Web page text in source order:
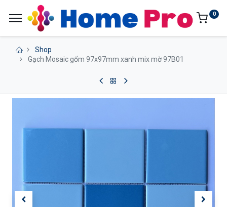
0
Shop
Gạch Mosaic gốm 97x97mm xanh mix mờ 97B01